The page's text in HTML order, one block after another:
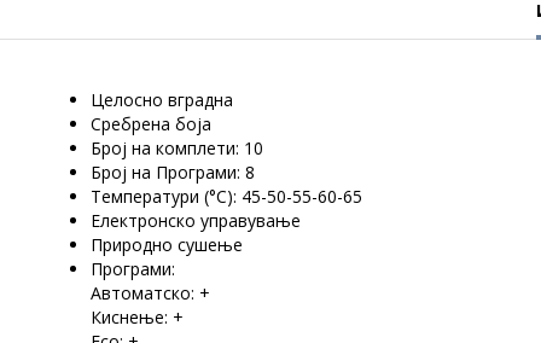
Целосно вградна
Сребрена боја
Број на комплети: 10
Број на Програми: 8
Температури (°C): 45-50-55-60-65
Електронско управување
Природно сушење
Програми:
Автоматско: +
Киснење: +